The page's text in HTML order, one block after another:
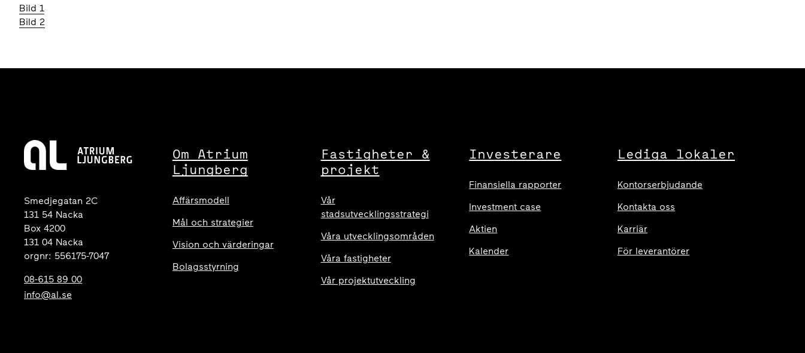
Bild 1
Bild 2
Smedjegatan 2C
131 54 Nacka
Box 4200
131 04 Nacka
orgnr: 556175-7047
08-615 89 00
info@al.se
Om Atrium
Ljungberg
Affärsmodell
Mål och strategier
Vision och värderingar
Bolagsstyrning
Fastigheter &
projekt
Vår
stadsutvecklingsstrategi
Våra utvecklingsområden
Våra fastigheter
Vår projektutveckling
Investerare
Finansiella rapporter
Investment case
Aktien
Kalender
Lediga lokaler
Kontorserbjudande
Kontakta oss
Karriär
För leverantörer